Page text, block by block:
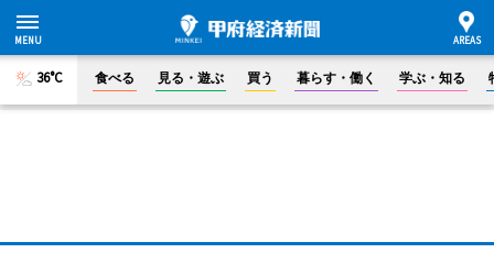
36°C 食べる 見る・遊ぶ 買う 暮らす・働く 学ぶ・知る